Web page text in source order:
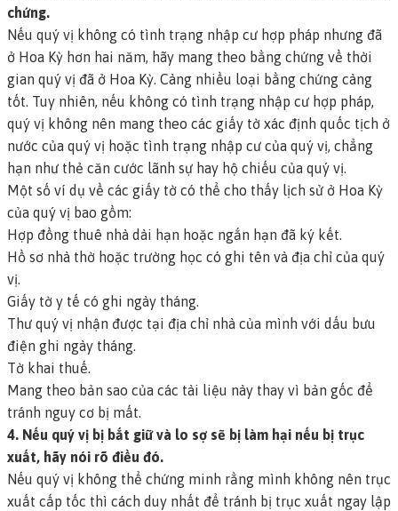
chứng.
Nếu quý vị không có tình trạng nhập cư hợp pháp nhưng đã
ở Hoa Kỳ hơn hai năm, hãy mang theo bằng chứng về thời
gian quý vị đã ở Hoa Kỳ. Càng nhiều loại bằng chứng càng
tốt. Tuy nhiên, nếu không có tình trạng nhập cư hợp pháp,
quý vị không nên mang theo các giấy tờ xác định quốc tịch ở
nước của quý vị hoặc tình trạng nhập cư của quý vị, chẳng
hạn như thẻ căn cước lãnh sự hay hộ chiếu của quý vị.
Một số ví dụ về các giấy tờ có thể cho thấy lịch sử ở Hoa Kỳ
của quý vị bao gồm:
Hợp đồng thuê nhà dài hạn hoặc ngắn hạn đã ký kết.
Hồ sơ nhà thờ hoặc trường học có ghi tên và địa chỉ của quý
vị.
Giấy tờ y tế có ghi ngày tháng.
Thư quý vị nhận được tại địa chỉ nhà của mình với dấu bưu
điện ghi ngày tháng.
Tờ khai thuế.
Mang theo bản sao của các tài liệu này thay vì bản gốc để
tránh nguy cơ bị mất.
4. Nếu quý vị bị bắt giữ và lo sợ sẽ bị làm hại nếu bị trục
xuất, hãy nói rõ điều đó.
Nếu quý vị không thể chứng minh rằng mình không nên trục
xuất cấp tốc thì cách duy nhất để tránh bị trục xuất ngay lập